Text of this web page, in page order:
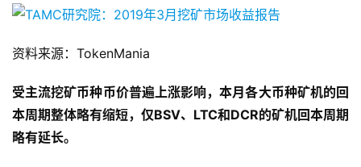
资料来源：TokenMania
受主流挖矿币种币价普遍上涨影响，本月各大币种矿机的回
本周期整体略有缩短，仅BSV、LTC和DCR的矿机回本周期
略有延长。